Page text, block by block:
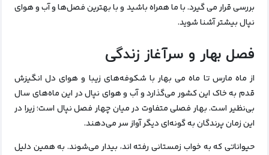
بررسی قرار می گیرد. با ما همراه باشید و با بهترین فصل‌ها و آب و هوای
نپال بیشتر آشنا شوید.
فصل بهار و سرآغاز زندگی
از ماه مارس تا ماه می بهار با شکوفه‌های زیبا و هوای دل انگیزش
قدم به خاک این کشور می‌گذارد وآب و هوای نپالدر این ماه‌های سال
بی‌نظیر است. بهار فصلی متفاوت در میان چهار فصل نپال است؛ زیرا در
این زمان پرندگان به گونه‌ای دیگر آواز سر می‌دهند.
حیواناتی که به خواب زمستانی رفته اند، بیدار می‌شوند. به همین دلیل